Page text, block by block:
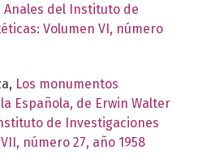
Anales del Instituto de
Volumen VI, número
Los monumentos
Española, de Erwin Walter
de Investigaciones
número 27, año 1958